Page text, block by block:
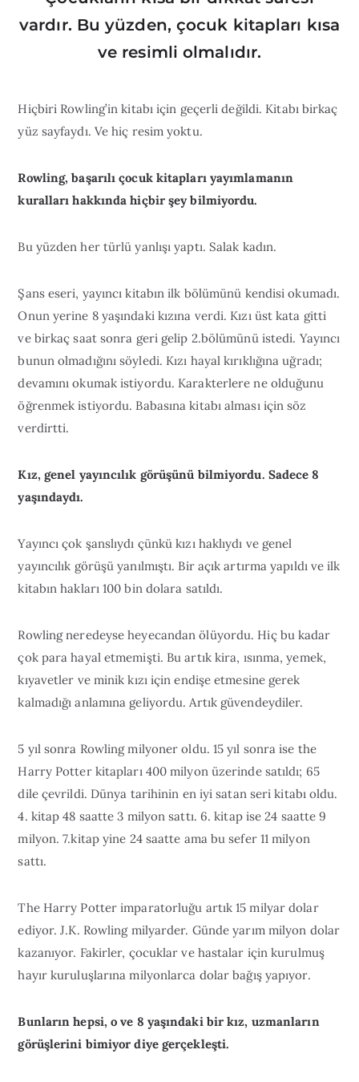
vardır. Bu yüzden, çocuk kitapları kısa
ve resimli olmalıdır.
Hiçbiri Rowling’in kitabı için geçerli değildi. Kitabı birkaç
yüz sayfaydı. Ve hiç resim yoktu.
Rowling, başarılı çocuk kitapları yayımlamanın
kuralları hakkında hiçbir şey bilmiyordu.
Bu yüzden her türlü yanlışı yaptı. Salak kadın.
Şans eseri, yayıncı kitabın ilk bölümünü kendisi okumadı.
Onun yerine 8 yaşındaki kızına verdi. Kızı üst kata gitti
ve birkaç saat sonra geri gelip 2.bölümünü istedi. Yayıncı
bunun olmadığını söyledi. Kızı hayal kırıklığına uğradı;
devamını okumak istiyordu. Karakterlere ne olduğunu
öğrenmek istiyordu. Babasına kitabı alması için söz
verdirtti.
Kız, genel yayıncılık görüşünü bilmiyordu. Sadece 8
yaşındaydı.
Yayıncı çok şanslıydı çünkü kızı haklıydı ve genel
yayıncılık görüşü yanılmıştı. Bir açık artırma yapıldı ve ilk
kitabın hakları 100 bin dolara satıldı.
Rowling neredeyse heyecandan ölüyordu. Hiç bu kadar
çok para hayal etmemişti. Bu artık kira, ısınma, yemek,
kıyavetler ve minik kızı için endişe etmesine gerek
kalmadığı anlamına geliyordu. Artık güvendeydiler.
5 yıl sonra Rowling milyoner oldu. 15 yıl sonra ise the
Harry Potter kitapları 400 milyon üzerinde satıldı; 65
dile çevrildi. Dünya tarihinin en iyi satan seri kitabı oldu.
4. kitap 48 saatte 3 milyon sattı. 6. kitap ise 24 saatte 9
milyon. 7.kitap yine 24 saatte ama bu sefer 11 milyon
sattı.
The Harry Potter imparatorluğu artık 15 milyar dolar
ediyor. J.K. Rowling milyarder. Günde yarım milyon dolar
kazanıyor. Fakirler, çocuklar ve hastalar için kurulmuş
hayır kuruluşlarına milyonlarca dolar bağış yapıyor.
Bunların hepsi, o ve 8 yaşındaki bir kız, uzmanların
görüşlerini bimiyor diye gerçekleşti.